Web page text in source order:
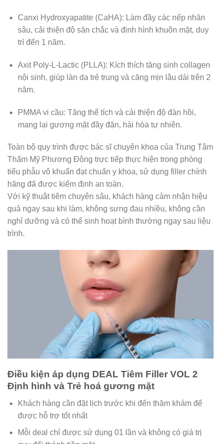
Canxi Hydroxyapatite (CaHA): Làm đầy các nếp nhăn
sâu, cải thiện độ săn chắc và định hình khuôn mặt, duy
trì đến 1 năm.
Axit Poly-L-Lactic (PLLA): Kích thích tăng sinh collagen
nội sinh, giúp làn da trẻ trung và căng mịn lâu dài trên 2
năm.
PMMA vi cầu: Tăng thể tích và cải thiện độ đàn hồi,
mang lại gương mặt đầy đặn, hài hòa tự nhiên.
Toàn bộ quy trình được bác sĩ chuyên khoa của Trung Tâm
Thẩm Mỹ Phương Đông trực tiếp thực hiện trong phòng
tiểu phẫu vô khuẩn đạt chuẩn y khoa, sử dụng filler chính
hãng đã được kiểm định an toàn.
Với kỹ thuật tiêm chuyên sâu, khách hàng cảm nhận hiệu
quả ngay sau khi làm, không sưng đau nhiều, không cần
nghỉ dưỡng và có thể sinh hoạt bình thường ngay sau liệu
trình.
Điều kiện áp dụng DEAL Tiêm Filler VOL 2
Định hình và Trẻ hoá gương mặt
Khách hàng cần đặt lịch trước khi đến thăm khám để
được hỗ trợ tốt nhất
Mỗi deal chỉ được sử dụng 01 lần và không có giá trị